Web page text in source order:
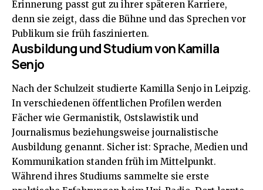
Erinnerung passt gut zu ihrer späteren Karriere,
denn sie zeigt, dass die Bühne und das Sprechen vor
Publikum sie früh faszinierten.
Ausbildung und Studium von Kamilla
Senjo
Nach der Schulzeit studierte Kamilla Senjo in Leipzig.
In verschiedenen öffentlichen Profilen werden
Fächer wie Germanistik, Ostslawistik und
Journalismus beziehungsweise journalistische
Ausbildung genannt. Sicher ist: Sprache, Medien und
Kommunikation standen früh im Mittelpunkt.
Während ihres Studiums sammelte sie erste